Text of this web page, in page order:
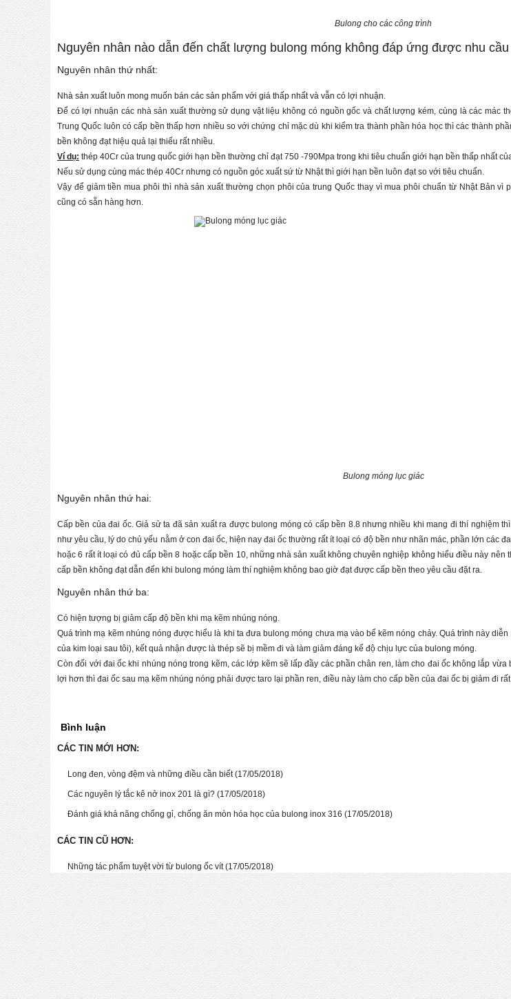
Bulong cho các công trình
Nguyên nhân nào dẫn đến chất lượng bulong móng không đáp ứng được nhu
Nguyên nhân thứ nhất:
Nhà sản xuất luôn mong muốn bán các sản phẩm với giá thấp nhất và vẫn có lợi nhuận.
Để có lợi nhuận các nhà sản xuất thường sử dụng vật liệu không có nguồn gốc và chất lượng kém, cùng là các mác
Trung Quốc luôn có cấp bền thấp hơn nhiều so với chứng chỉ mặc dù khi kiểm tra thành phần hóa học thì các thành
bền không đạt hiệu quả lại thiếu rất nhiều.
Ví dụ: thép 40Cr của trung quốc giới hạn bền thường chỉ đạt 750 -790Mpa trong khi tiêu chuẩn giới hạn bền thấp nhất
Nếu sử dụng cùng mác thép 40Cr nhưng có nguồn góc xuất sứ từ Nhật thì giới hạn bền luôn đạt so với tiêu chuẩn.
Vậy để giảm tiền mua phôi thì nhà sản xuất thường chọn phôi của trung Quốc thay vì mua phôi chuẩn từ Nhật Bản vì
cũng có sẵn hàng hơn.
Bulong móng lục giác
Nguyên nhân thứ hai:
Cấp bền của đai ốc. Giả sử ta đã sản xuất ra được bulong móng có cấp bền 8.8 nhưng nhiều khi mang đi thí nghiệm
như yêu cầu, lý do chủ yếu nằm ở con đai ốc, hiện nay đai ốc thường rất ít loại có độ bền như nhãn mác, phần lớn các
hoặc 6 rất ít loại có đủ cấp bền 8 hoặc cấp bền 10, những nhà sản xuất không chuyên nghiệp không hiểu điều này
cấp bền không đạt dẫn đến khi bulong móng làm thí nghiệm không bao giờ đạt được cấp bền theo yêu cầu đặt ra.
Nguyên nhân thứ ba:
Có hiện tượng bị giảm cấp độ bền khi mạ kẽm nhúng nóng.
Quá trình mạ kẽm nhúng nóng được hiểu là khi ta đưa bulong móng chưa mạ vào bể kẽm nóng chảy. Quá trình này
của kim loại sau tôi), kết quả nhận được là thép sẽ bị mềm đi và làm giảm đáng kể độ chịu lực của bulong móng.
Còn đối với đai ốc khi nhúng nóng trong kẽm, các lớp kẽm sẽ lấp đầy các phần chân ren, làm cho đai ốc không lắp
lợi hơn thì đai ốc sau mạ kẽm nhúng nóng phải được taro lại phần ren, điều này làm cho cấp bền của đai ốc bị giảm đi
Bình luận
CÁC TIN MỚI HƠN:
Long đen, vòng đệm và những điều cần biết(17/05/2018)
Các nguyên lý tắc kê nở inox 201 là gì? (17/05/2018)
Đánh giá khả năng chống gỉ, chống ăn mòn hóa học của bulong inox 316 (17/05/2018)
CÁC TIN CŨ HƠN:
Những tác phẩm tuyệt vời từ bulong ốc vít(17/05/2018)